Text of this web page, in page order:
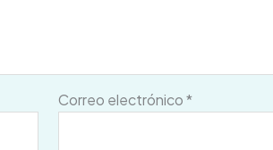
Correo electrónico*